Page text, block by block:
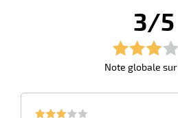
3/5
Note globale sur